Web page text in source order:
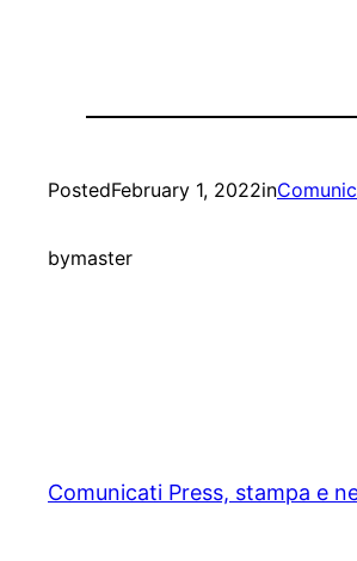
PostedFebruary 1, 2022in
bymaster
Comunicati Press, stampa e